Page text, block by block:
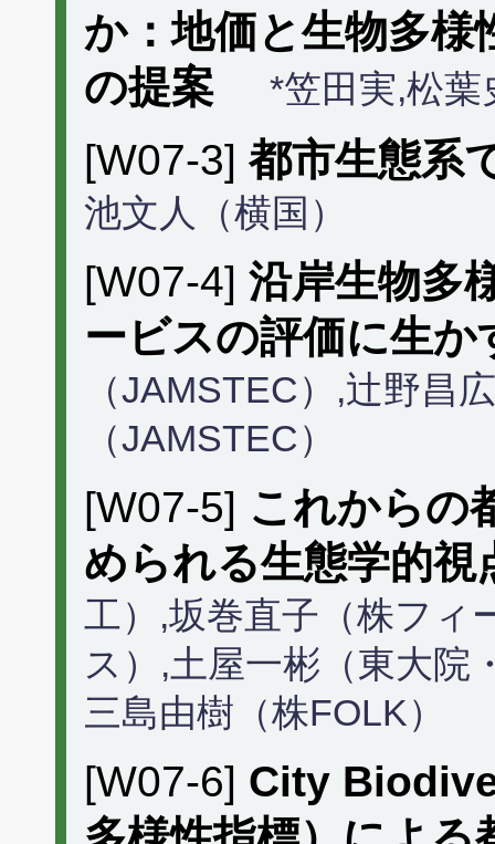
か：地価と生物多様
の提案
*笠田実,松葉
[W07-3] 都市生態系
池文人（横国）
[W07-4] 沿岸生物多
ービスの評価に生か
（JAMSTEC）,辻野昌
（JAMSTEC）
[W07-5] これからの
められる生態学的視
工）,坂巻直子（株フィ
ス）,土屋一彬（東大院
三島由樹（株FOLK）
[W07-6] City